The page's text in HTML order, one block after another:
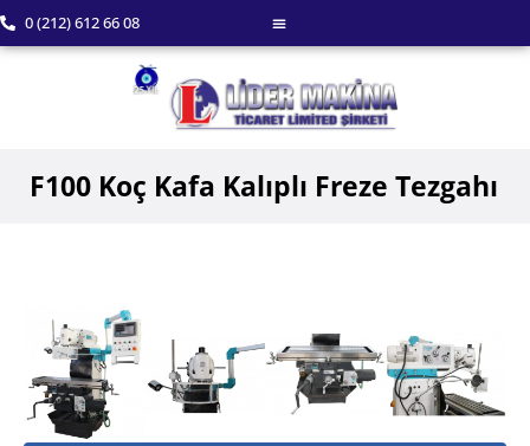
0 (212) 612 66 08
F100 Koç Kafa Kalıplı Freze Tezgahı